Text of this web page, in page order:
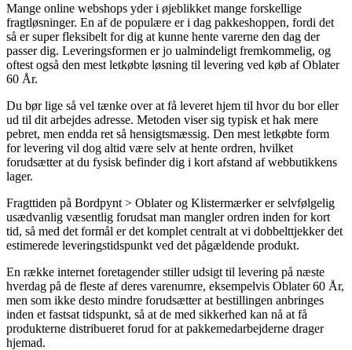
Mange online webshops yder i øjeblikket mange forskellige
fragtløsninger. En af de populære er i dag pakkeshoppen, fordi det
så er super fleksibelt for dig at kunne hente varerne den dag der
passer dig. Leveringsformen er jo ualmindeligt fremkommelig, og
oftest også den mest letkøbte løsning til levering ved køb af Oblater
60 År.
Du bør lige så vel tænke over at få leveret hjem til hvor du bor eller
ud til dit arbejdes adresse. Metoden viser sig typisk et hak mere
pebret, men endda ret så hensigtsmæssig. Den mest letkøbte form
for levering vil dog altid være selv at hente ordren, hvilket
forudsætter at du fysisk befinder dig i kort afstand af webbutikkens
lager.
Fragttiden på Bordpynt > Oblater og Klistermærker er selvfølgelig
usædvanlig væsentlig forudsat man mangler ordren inden for kort
tid, så med det formål er det komplet centralt at vi dobbelttjekker det
estimerede leveringstidspunkt ved det pågældende produkt.
En række internet foretagender stiller udsigt til levering på næste
hverdag på de fleste af deres varenumre, eksempelvis Oblater 60 År,
men som ikke desto mindre forudsætter at bestillingen anbringes
inden et fastsat tidspunkt, så at de med sikkerhed kan nå at få
produkterne distribueret forud for at pakkemedarbejderne drager
hjemad.